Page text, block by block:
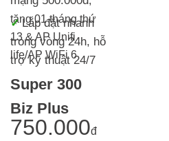
tặng 01 tháng thứ
13 & AP Unifi
life/AP WiFi 6
✓Lắp đặt nhanh
trong vòng 24h, hỗ
trợ kỹ thuật 24/7
Super 300
Biz Plus
750.000đ